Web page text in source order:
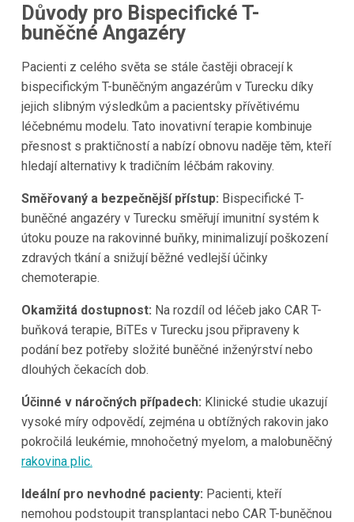
Důvody pro Bispecifické T-
buněčné Angazéry
Pacienti z celého světa se stále častěji obracejí k
bispecifickým T-buněčným angazérům v Turecku díky
jejich slibným výsledkům a pacientsky přívětivému
léčebnému modelu. Tato inovativní terapie kombinuje
přesnost s praktičností a nabízí obnovu naděje těm, kteří
hledají alternativy k tradičním léčbám rakoviny.
Směřovaný a bezpečnější přístup: Bispecifické T-
buněčné angazéry v Turecku směřují imunitní systém k
útoku pouze na rakovinné buňky, minimalizují poškození
zdravých tkání a snižují běžné vedlejší účinky
chemoterapie.
Okamžitá dostupnost: Na rozdíl od léčeb jako CAR T-
buňková terapie, BiTEs v Turecku jsou připraveny k
podání bez potřeby složité buněčné inženýrství nebo
dlouhých čekacích dob.
Účinné v náročných případech: Klinické studie ukazují
vysoké míry odpovědí, zejména u obtížných rakovin jako
pokročilá leukémie, mnohočetný myelom, a malobuněčný
rakovina plic.
Ideální pro nevhodné pacienty: Pacienti, kteří
nemohou podstoupit transplantaci nebo CAR T-buněčnou